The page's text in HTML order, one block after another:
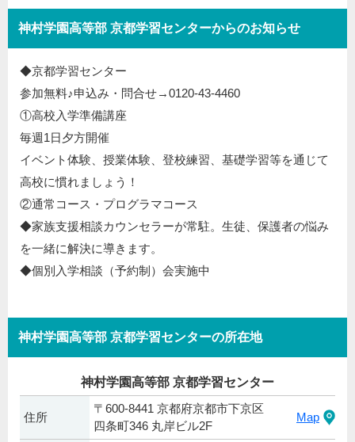
神村学園高等部 京都学習センターからのお知らせ
◆京都学習センター
参加無料♪申込み・問合せ→0120-43-4460
①高校入学準備講座
毎週1日夕方開催
イベント体験、授業体験、登校練習、基礎学習等を通じて
高校に慣れましょう！
②通常コース・プログラマコース
◆家族支援相談カウンセラーが常駐。生徒、保護者の悩み
を一緒に解決に導きます。
◆個別入学相談（予約制）会実施中
神村学園高等部 京都学習センターの所在地
神村学園高等部 京都学習センター
住所
〒600-8441 京都府京都市下京区
四条町346 丸岸ビル2F
Map